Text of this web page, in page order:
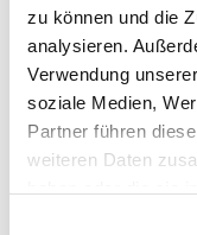
zu können und die
analysieren.
Verwendung
soziale Medien,
Partner führen
weiteren Daten
Talentpool:
Bianca Nowag
von Inga Schmidt
für
Dressurreiterin